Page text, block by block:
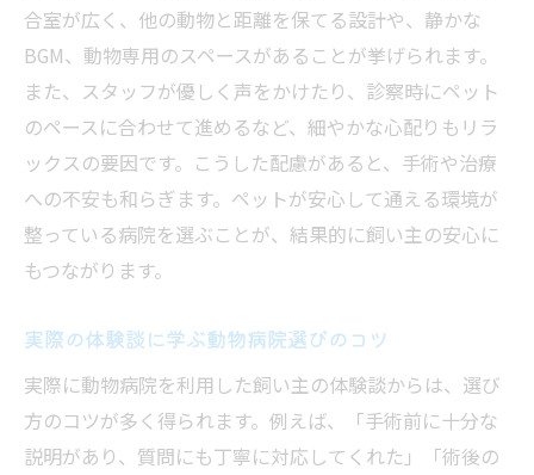
合室が広く、他の動物と距離を保てる設計や、静かな
BGM、動物専用のスペースがあることが挙げられます。
また、スタッフが優しく声をかけたり、診察時にペット
のペースに合わせて進めるなど、細やかな心配りもリラ
ックスの要因です。こうした配慮があると、手術や治療
への不安も和らぎます。ペットが安心して通える環境が
整っている病院を選ぶことが、結果的に飼い主の安心に
もつながります。
実際の体験談に学ぶ動物病院選びのコツ
実際に動物病院を利用した飼い主の体験談からは、選び
方のコツが多く得られます。例えば、「手術前に十分な
説明があり、質問にも丁寧に対応してくれた」「術後の